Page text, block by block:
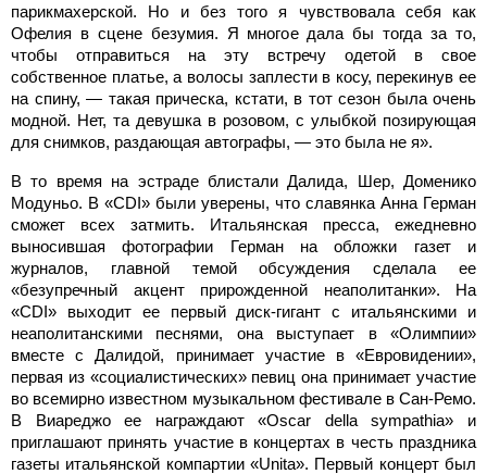
парикмахерской. Но и без того я чувствовала себя как
Офелия в сцене безумия. Я многое дала бы тогда за то,
чтобы отправиться на эту встречу одетой в свое
собственное платье, а волосы заплести в косу, перекинув ее
на спину, — такая прическа, кстати, в тот сезон была очень
модной. Нет, та девушка в розовом, с улыбкой позирующая
для снимков, раздающая автографы, — это была не я».
В то время на эстраде блистали Далида, Шер, Доменико
Модуньо. В «CDI» были уверены, что славянка Анна Герман
сможет всех затмить. Итальянская пресса, ежедневно
выносившая фотографии Герман на обложки газет и
журналов, главной темой обсуждения сделала ее
«безупречный акцент прирожденной неаполитанки». На
«CDI» выходит ее первый диск-гигант с итальянскими и
неаполитанскими песнями, она выступает в «Олимпии»
вместе с Далидой, принимает участие в «Евровидении»,
первая из «социалистических» певиц она принимает участие
во всемирно известном музыкальном фестивале в Сан-Ремо.
В Виареджо ее награждают «Oscar della sympathia» и
приглашают принять участие в концертах в честь праздника
газеты итальянской компартии «Unita». Первый концерт был